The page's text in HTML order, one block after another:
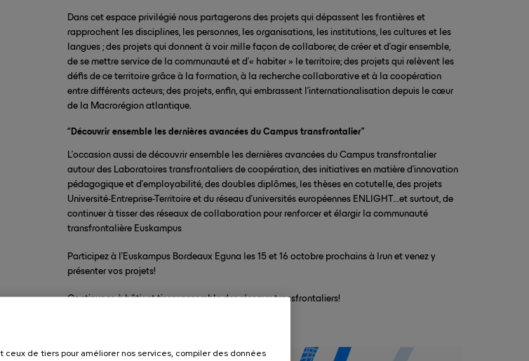
Dans cet espace privilégié nous partagerons des projets qui dépassent les frontières et
rapprochent les disciplines, les personnes, les organisations, les institutions, les cultures et les
langues ; des projets qui donnent à voir mille façon de collaborer, de créer et d'agir ensemble,
de se mettre service de la communauté et d'« habiter » le territoire; des projets qui relèvent les
défis de ce territoire grâce à la formation, à la recherche collaborative et à la coopération
entre différents acteurs; des projets, enfin, qui embrassent l'internationalisation depuis le cœur
de la Macrorégion atlantique.
“Découvrir ensemble les dernières avancées du Campus transfrontalier”
L'occasion aussi de découvrir ensemble les dernières avancées du Campus transfrontalier
autour des Laboratoires transfrontaliers de coopération, des initiatives en matière d'innovation
pédagogique et d'employabilité, des doubles diplômes, les thèses en cotutelle, des projets
Université-Entreprise-Territoire et du réseau d'universités européennes ENLIGHT...et surtout, de
continuer à tisser des réseaux de collaboration pour renforcer et élargir la communauté
transfrontalière Euskampus
Participez à l'Euskampus Bordeaux Eguna les 15 et 16 octobre prochains à Irun et venez y
présenter vos projets!
Continuons à bâtir et tisser ensemble des réseaux transfrontaliers!
ceux de tiers pour améliorer nos services, compiler des données